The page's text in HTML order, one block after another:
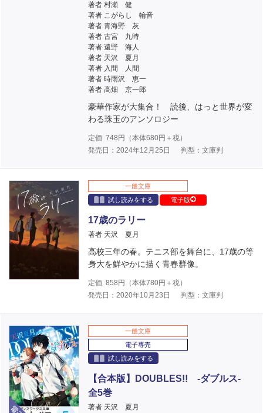
著者 村瀬 健
著者 こがらし 輪音
著者 青海野 灰
著者 古宮 九時
著者 遠野 海人
著者 天沢 夏月
著者 入間 人間
著者 時雨沢 恵一
著者 高畑 京一郎
豪華作家が大集合！ 読後、はっと世界が変
わる珠玉のアンソロジー
定価 748 円（本体680円＋税）
発売日：2024年12月25日
判型：文庫判
一般文庫
試し読みをする
電子版
17歳のラリー
著者 天沢 夏月
高校三年の春。テニス部を舞台に、17歳の等
身大を鮮やかに描く青春群像。
定価 858 円（本体780円＋税）
発売日：2020年10月23日
判型：文庫判
電子版
一般文庫
電子専売
試し読みをする
【合本版】DOUBLES!! ‐ダブルス‐
全5巻
著者 天沢 夏月